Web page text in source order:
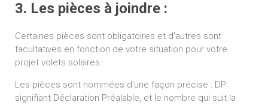
3. Les pièces à joindre :
Certaines pièces sont obligatoires et d'autres sont
facultatives en fonction de votre situation pour votre
projet volets solaires.
Les pièces sont nommées d'une façon précise : DP
signifiant Déclaration Préalable, et le nombre qui suit la